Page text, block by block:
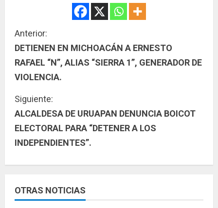
S
i
g
u
e
l
e
Anterior:
DETIENEN EN MICHOACÁN A ERNESTO
RAFAEL “N”, ALIAS “SIERRA 1”, GENERADOR DE
VIOLENCIA.
Siguiente:
ALCALDESA DE URUAPAN DENUNCIA BOICOT
ELECTORAL PARA “DETENER A LOS
INDEPENDIENTES”.
OTRAS NOTICIAS